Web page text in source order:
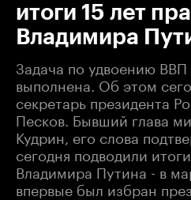
итоги 15 лет
Владимира
Задача по удвоению
выполнена. Об этом
секретарь президента
Песков. Бывший глава
Кудрин, его слова
сегодня подводили
Владимира Путина - в
впервые был избран